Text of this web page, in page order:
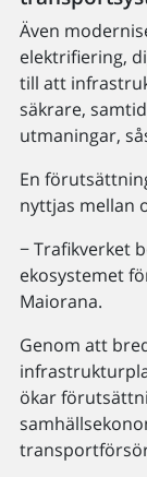
Även
elektrifiering,
till att
säkrare,
utmaningar,
En
nyttjas mellan
− Trafikverket
ekosystemet
Maiorana.
Genom att
ökar